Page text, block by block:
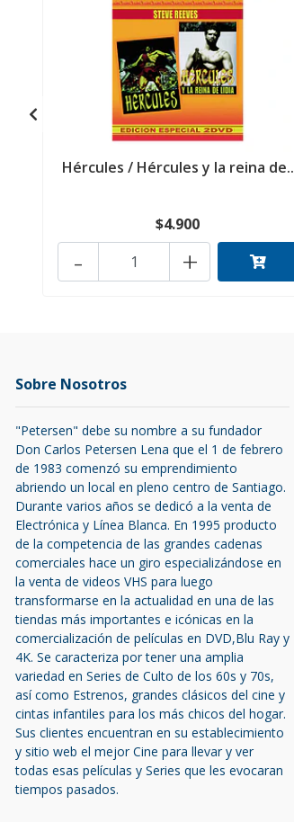
Hércules / Hércules y la reina de..
$4.900
+
-
Sobre Nosotros
"Petersen" debe su nombre a su fundador
Don Carlos Petersen Lena que el 1 de febrero
de 1983 comenzó su emprendimiento
abriendo un local en pleno centro de Santiago.
Durante varios años se dedicó a la venta de
Electrónica y Línea Blanca. En 1995 producto
de la competencia de las grandes cadenas
comerciales hace un giro especializándose en
la venta de videos VHS para luego
transformarse en la actualidad en una de las
tiendas más importantes e icónicas en la
comercialización de películas en DVD,Blu Ray y
4K. Se caracteriza por tener una amplia
variedad en Series de Culto de los 60s y 70s,
así como Estrenos, grandes clásicos del cine y
cintas infantiles para los más chicos del hogar.
Sus clientes encuentran en su establecimiento
y sitio web el mejor Cine para llevar y ver
todas esas películas y Series que les evocaran
tiempos pasados.